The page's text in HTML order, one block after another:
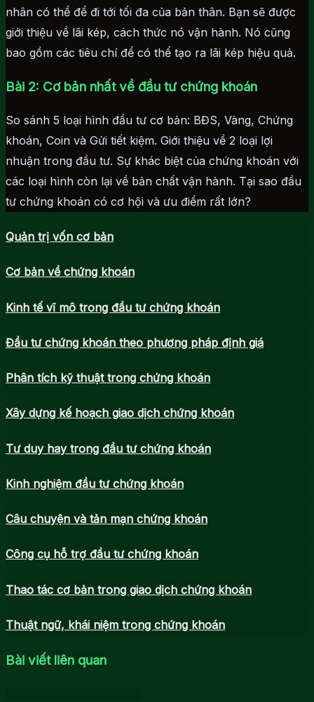
nhân có thể để đi tới tối đa của bản thân. Bạn sẽ được
giới thiệu về lãi kép, cách thức nó vận hành. Nó cũng
bao gồm các tiêu chí để có thể tạo ra lãi kép hiệu quả.
Bài 2: Cơ bản nhất về đầu tư chứng khoán
So sánh 5 loại hình đầu tư cơ bản: BĐS, Vàng, Chứng
khoán, Coin và Gửi tiết kiệm. Giới thiệu về 2 loại lợi
nhuận trong đầu tư. Sự khác biệt của chứng khoán với
các loại hình còn lại về bản chất vận hành. Tại sao đầu
tư chứng khoán có cơ hội và ưu điểm rất lớn?
Quản trị vốn cơ bản
Cơ bản về chứng khoán
Kinh tế vĩ mô trong đầu tư chứng khoán
Đầu tư chứng khoán theo phương pháp định giá
Phân tích kỹ thuật trong chứng khoán
Xây dựng kế hoạch giao dịch chứng khoán
Tư duy hay trong đầu tư chứng khoán
Kinh nghiệm đầu tư chứng khoán
Câu chuyện và tản mạn chứng khoán
Công cụ hỗ trợ đầu tư chứng khoán
Thao tác cơ bản trong giao dịch chứng khoán
Thuật ngữ, khái niệm trong chứng khoán
Bài viết liên quan